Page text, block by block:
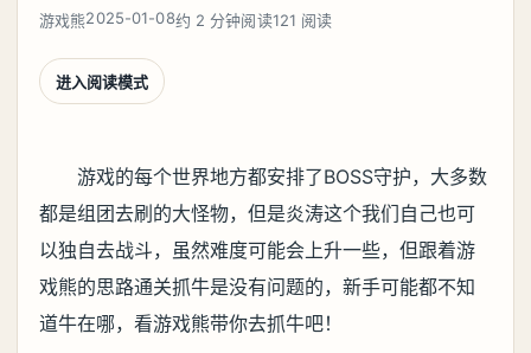
游戏熊2025-01-08约 2 分钟阅读121 阅读
进入阅读模式
游戏的每个世界地方都安排了BOSS守护，大多数
都是组团去刷的大怪物，但是炎涛这个我们自己也可
以独自去战斗，虽然难度可能会上升一些，但跟着游
戏熊的思路通关抓牛是没有问题的，新手可能都不知
道牛在哪，看游戏熊带你去抓牛吧！